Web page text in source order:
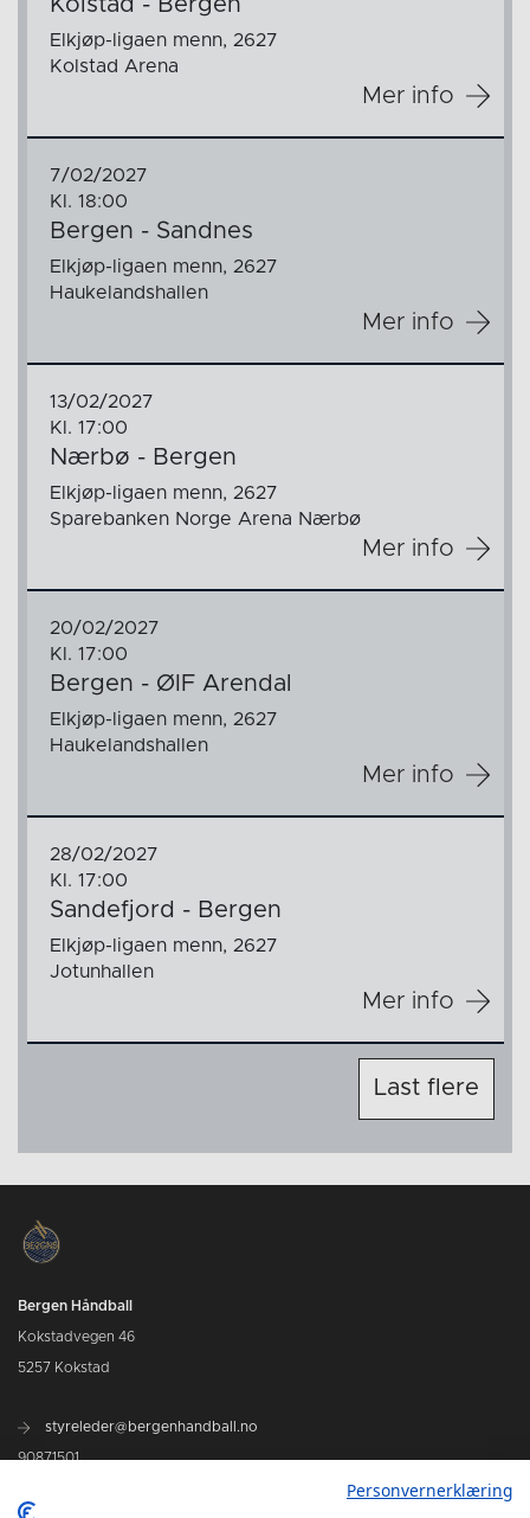
Kolstad - Bergen
Elkjøp-ligaen menn, 2627
Kolstad Arena
Mer info
7/02/2027
Kl. 18:00
Bergen - Sandnes
Elkjøp-ligaen menn, 2627
Haukelandshallen
Mer info
13/02/2027
Kl. 17:00
Nærbø - Bergen
Elkjøp-ligaen menn, 2627
Sparebanken Norge Arena Nærbø
Mer info
20/02/2027
Kl. 17:00
Bergen - ØIF Arendal
Elkjøp-ligaen menn, 2627
Haukelandshallen
Mer info
28/02/2027
Kl. 17:00
Sandefjord - Bergen
Elkjøp-ligaen menn, 2627
Jotunhallen
Mer info
Last flere
Bergen Håndball
Kokstadvegen 46
5257 Kokstad
styreleder@bergenhandball.no
90871501
Personvernerklæring